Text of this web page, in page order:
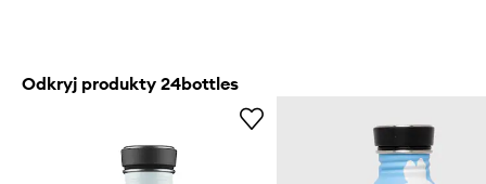
Odkryj produkty 24bottles